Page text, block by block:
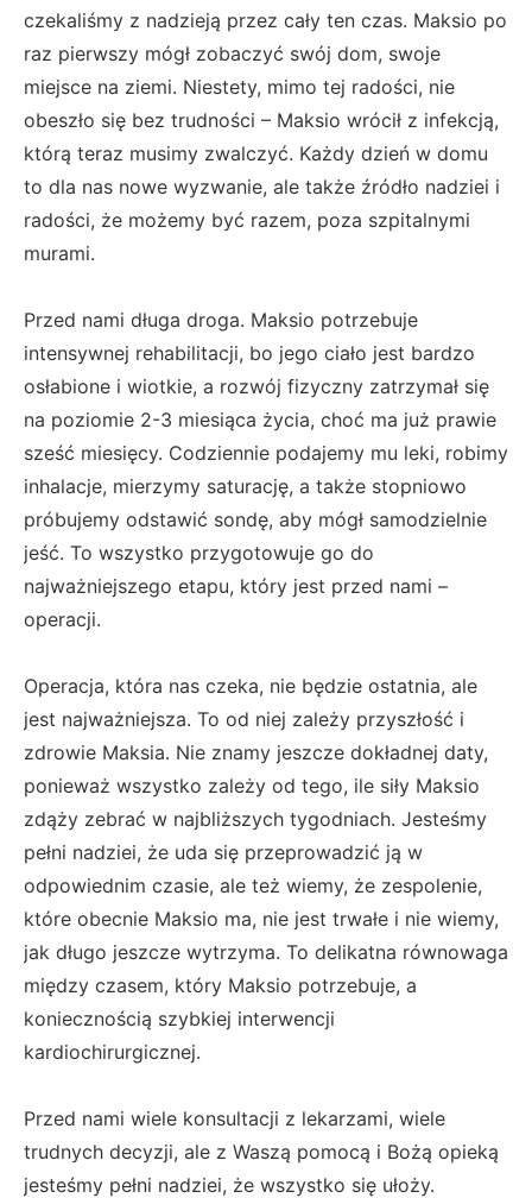
czekaliśmy z nadzieją przez cały ten czas. Maksio po
raz pierwszy mógł zobaczyć swój dom, swoje
miejsce na ziemi. Niestety, mimo tej radości, nie
obeszło się bez trudności – Maksio wrócił z infekcją,
którą teraz musimy zwalczyć. Każdy dzień w domu
to dla nas nowe wyzwanie, ale także źródło nadziei i
radości, że możemy być razem, poza szpitalnymi
murami.
Przed nami długa droga. Maksio potrzebuje
intensywnej rehabilitacji, bo jego ciało jest bardzo
osłabione i wiotkie, a rozwój fizyczny zatrzymał się
na poziomie 2-3 miesiąca życia, choć ma już prawie
sześć miesięcy. Codziennie podajemy mu leki, robimy
inhalacje, mierzymy saturację, a także stopniowo
próbujemy odstawić sondę, aby mógł samodzielnie
jeść. To wszystko przygotowuje go do
najważniejszego etapu, który jest przed nami –
operacji.
Operacja, która nas czeka, nie będzie ostatnia, ale
jest najważniejsza. To od niej zależy przyszłość i
zdrowie Maksia. Nie znamy jeszcze dokładnej daty,
ponieważ wszystko zależy od tego, ile siły Maksio
zdąży zebrać w najbliższych tygodniach. Jesteśmy
pełni nadziei, że uda się przeprowadzić ją w
odpowiednim czasie, ale też wiemy, że zespolenie,
które obecnie Maksio ma, nie jest trwałe i nie wiemy,
jak długo jeszcze wytrzyma. To delikatna równowaga
między czasem, który Maksio potrzebuje, a
koniecznością szybkiej interwencji
kardiochirurgicznej.
Przed nami wiele konsultacji z lekarzami, wiele
trudnych decyzji, ale z Waszą pomocą i Bożą opieką
jesteśmy pełni nadziei, że wszystko się ułoży.